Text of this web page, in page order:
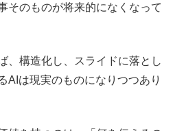
そのものが将来的になくなって
、構造化し、スライドに落とし
AIは現実のものになりつつあり